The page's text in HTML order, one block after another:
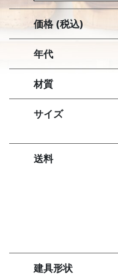
価格 (税込)
年代
材質
サイズ
送料
建具形状